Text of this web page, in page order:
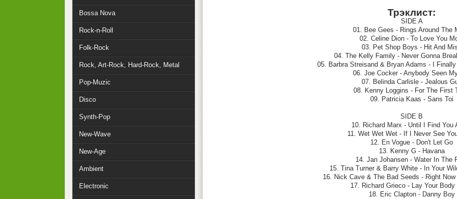
Трэклист:
SIDE A
01. Bee Gees - Rings Around The
02. Celine Dion - To Love You
03. Pet Shop Boys - Hit And
04. The Kelly Family - Never Gonna
05. Barbra Streisand & Bryan Adams - I
06. Joe Cocker - Anybody Seen
07. Belinda Carlisle - Jealous
08. Kenny Loggins - For The First
09. Patricia Kaas - Sans Toi
SIDE B
10. Richard Marx - Until I Find You
11. Wet Wet Wet - If I Never See
12. En Vogue - Don't Let Go
13. Kenny G - Havana
14. Jan Johansen - Water In The
15. Tina Turner & Barry White - In Your
16. Nick Cave & The Bad Seeds - Right
17. Richard Grieco - Lay Your Body
18. Eric Clapton - Danny Boy
Bossa Nova
Rock-n-Roll
Folk-Rock
Rock, Art-Rock, Hard-Rock, Metal
Pop-Muzic
Disco
Synth-Pop
New-Wave
New-Age
Ambient
Electronic